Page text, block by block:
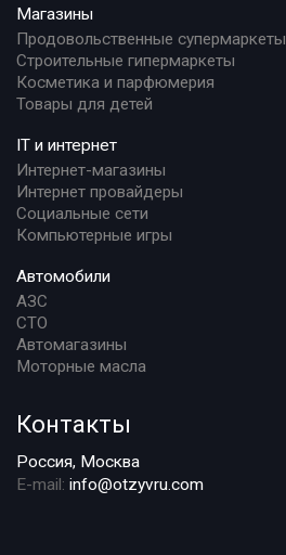
Магазины
Продовольственные супермаркеты
Строительные гипермаркеты
Косметика и парфюмерия
Товары для детей
IT и интернет
Интернет-магазины
Интернет провайдеры
Социальные сети
Компьютерные игры
Автомобили
АЗС
СТО
Автомагазины
Моторные масла
Контакты
Россия, Москва
E-mail: info@otzyvru.com